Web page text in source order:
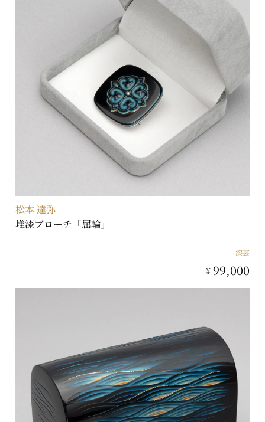
松本 達弥
堆漆ブローチ「屈輪」
漆芸
¥ 99,000